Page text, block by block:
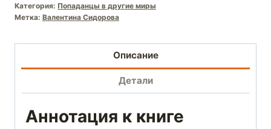
Категория: Попаданцы в другие миры
Метка: Валентина Сидорова
Описание
Детали
Аннотация к книге